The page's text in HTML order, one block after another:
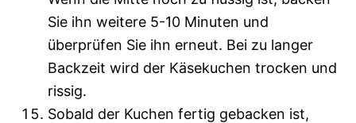
Sie ihn weitere 5-10 Minuten und
überprüfen Sie ihn erneut. Bei zu langer
Backzeit wird der Käsekuchen trocken und
rissig.
Sobald der Kuchen fertig gebacken ist,